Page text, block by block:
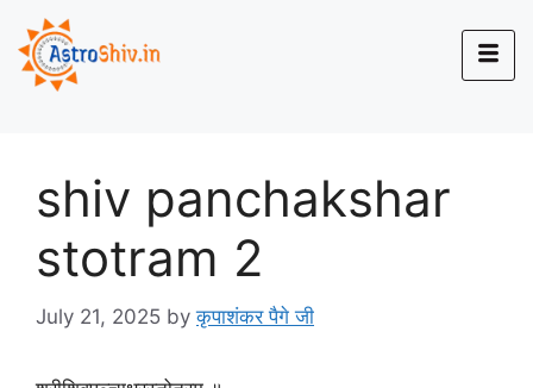
shiv panchakshar
stotram 2
July 21, 2025 byकृपाशंकर पैगे जी